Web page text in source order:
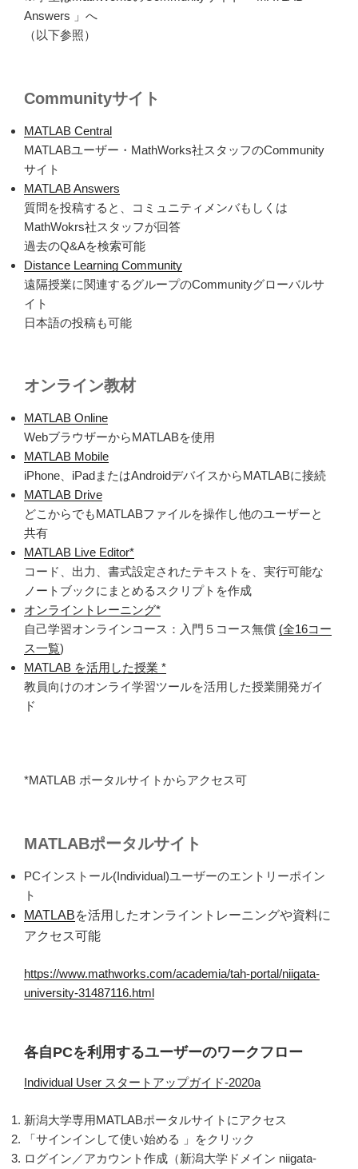
Answers 」へ
（以下参照）
Communityサイト
MATLAB Central
MATLABユーザー・MathWorks社スタッフのCommunity
サイト
MATLAB Answers
質問を投稿すると、コミュニティメンバもしくは
MathWokrs社スタッフが回答
過去のQ&Aを検索可能
Distance Learning Community
遠隔授業に関連するグループのCommunityグローバルサ
イト
日本語の投稿も可能
オンライン教材
MATLAB Online
WebブラウザーからMATLABを使用
MATLAB Mobile
iPhone
iPadまたはAndroidデバイスからMATLABに接続
MATLAB Drive
どこからでもMATLABファイルを操作し他のユーザーと
共有
MATLAB Live Editor*
コード、出力、書式設定されたテキストを、実行可能な
ノートブックにまとめるスクリプトを作成
オンライントレーニング*
自己学習オンラインコース：入門５コース無償 (全16コー
ス一覧)
MATLAB を活用した授業 *
教員向けのオンライ学習ツールを活用した授業開発ガイ
ド
*MATLAB ポータルサイトからアクセス可
MATLABポータルサイト
PCインストール(Individual)ユーザーのエントリーポイン
ト
MATLABを活用したオンライントレーニングや資料に
アクセス可能
https://www.mathworks.com/academia/tah-portal/niigata-
university-31487116.html
各自PCを利用するユーザーのワークフロー
Individual User スタートアップガイド-2020a
新潟大学専用MATLABポータルサイトにアクセス
「サインインして使い始める
」
をクリック
ログイン／アカウント作成（新潟大学ドメイン niigata-